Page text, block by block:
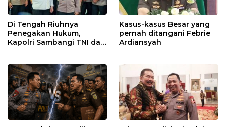
Di Tengah Riuhnya
Penegakan Hukum,
Kapolri Sambangi TNI dan
Kasus-kasus Besar yang
pernah ditangani Febrie
Ardiansyah